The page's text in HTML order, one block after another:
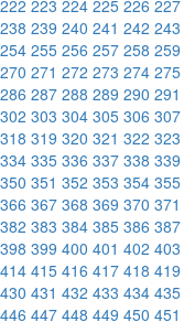
222 223 224 225 226 227
238 239 240 241 242 243
254 255 256 257 258 259
270 271 272 273 274 275
286 287 288 289 290 291
302 303 304 305 306 307
318 319 320 321 322 323
334 335 336 337 338 339
350 351 352 353 354 355
366 367 368 369 370 371
382 383 384 385 386 387
398 399 400 401 402 403
414 415 416 417 418 419
430 431 432 433 434 435
446 447 448 449 450 451